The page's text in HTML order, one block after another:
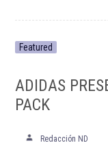
Featured
ADIDAS
PACK
Redacción ND